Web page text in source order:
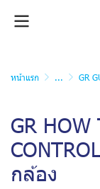
หน้าแรก ... GR
GR
กล้อง